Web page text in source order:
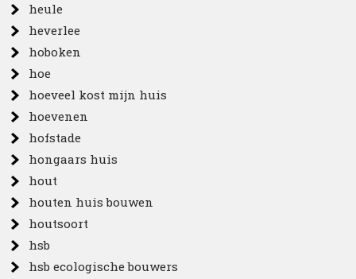
heule
heverlee
hoboken
hoe
hoeveel kost mijn huis
hoevenen
hofstade
hongaars huis
hout
houten huis bouwen
houtsoort
hsb
hsb ecologische bouwers